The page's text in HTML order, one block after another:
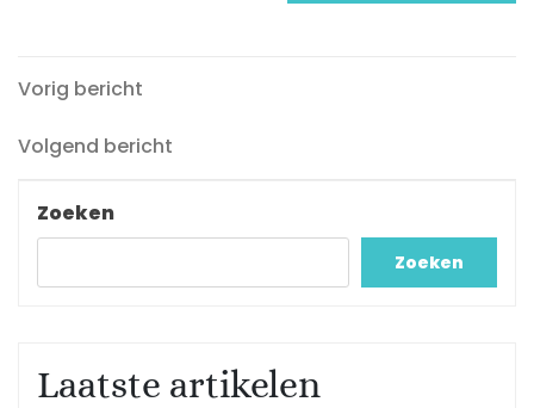
Berichtnavigatie
Vorig
Vorig bericht
Volgend
Volgend bericht
Zoeken
Zoeken
Laatste artikelen